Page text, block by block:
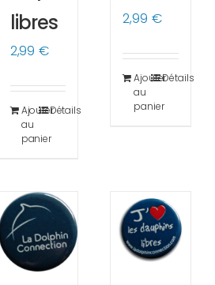
libres
2,99 €
Ajouter
au
panier
Détails
2,99 €
Ajouter
au
panier
Détails